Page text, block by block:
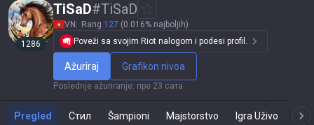
1286
TiSaD#TiSaD
VN Rang 127 (0.016% najboljih)
Poveži sa svojim Riot nalogom i podesi profil.
Ažuriraj Grafikon nivoa
Poslednje ažuriranje: пре 23 сата
Pregled Стил Šampioni Majstorstvo Igra Uživo